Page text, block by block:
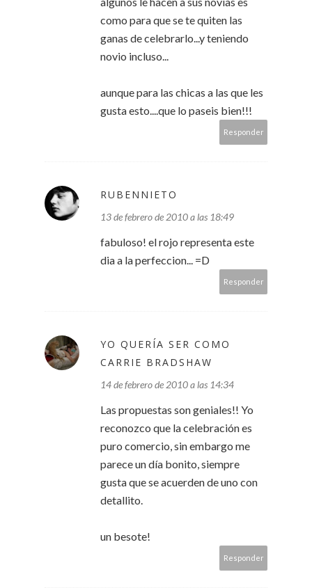
como para que se te quiten las
ganas de celebrarlo...y teniendo
novio incluso...
aunque para las chicas a las que les
gusta esto....que lo paseis bien!!!
Responder
RUBENNIETO
13 de febrero de 2010 a las 18:49
fabuloso! el rojo representa este
dia a la perfeccion... =D
Responder
YO QUERÍA SER COMO
CARRIE BRADSHAW
14 de febrero de 2010 a las 14:34
Las propuestas son geniales!! Yo
reconozco que la celebración es
puro comercio, sin embargo me
parece un día bonito, siempre
gusta que se acuerden de uno con
detallito.
un besote!
Responder